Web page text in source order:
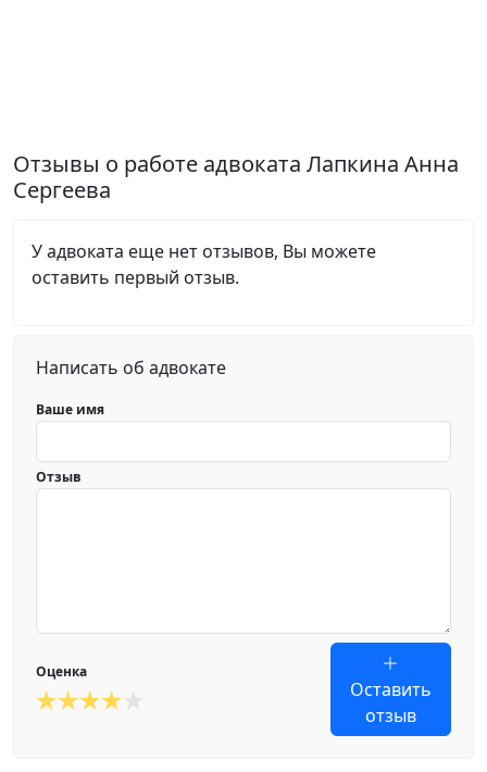
Отзывы о работе адвоката Лапкина Анна
Сергеева
У адвоката еще нет отзывов, Вы можете
оставить первый отзыв.
Написать об адвокате
Ваше имя
Отзыв
Оценка
Оставить
отзыв